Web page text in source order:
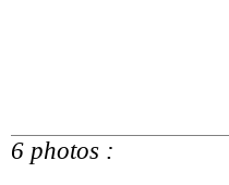
6 photos :